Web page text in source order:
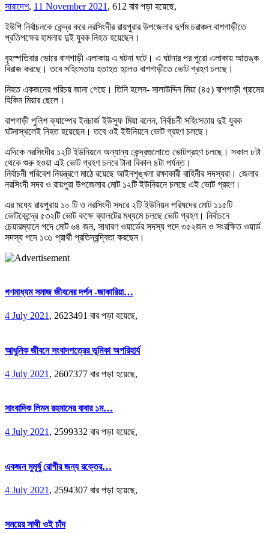
সারাদেশ, 11 November 2021 , 612 বার পড়া হয়েছে,
ইউপি নির্বাচনকে কেন্দ্র করে নরসিংদীর রায়পুরার উপজেলার দুর্গম চরাঞ্চল বাশগাড়ীতে
প্রতিপক্ষের হামলায় দুই যুবক নিহত হয়েছেন।
বৃহস্পতিবার ভোরে বাশগাড়ী এলাকায় এ ঘটনা ঘটে। এ ঘটনার পর পুরো এলাকায় আতঙ্ক
বিরাজ করছে। তবে সহিংসতায় হতাহত হলেও বাশগাড়ীতে ভোট গ্রহণ চলছে।
নিহত একজনের পরিচয় জানা গেছে। তিনি হলেন- সালাউদ্দিন মিয়া (৪৫) বাশগাড়ী গ্রামের
হিকিম মিয়ার ছেলে।
বাশগাড়ী পুলিশ ক্যাম্পের ইনচার্জ ইউসুফ মিয়া বলেন, নির্বাচনী সহিংসতায় দুই যুবক
ঘটনাস্থলেই নিহত হয়েছেন। তবে ওই ইউনিয়নে ভোট গ্রহণ চলছে।
এদিকে নরসিংদীর ১২টি ইউনিয়নে অন্যান্য কেন্দ্রগুলোতে ভোটগ্রহণ চলছে। সকাল ৮টা
থেকে শুরু হওয়া এই ভোট গ্রহণ চলবে টানা বিকাল ৪টা পর্যন্ত।
নির্বাচনী পরিবেশ নিয়ন্ত্রণে মাঠে রয়েছে আইনশৃঙ্খলা রক্ষাকারী বাহিনীর সদস্যরা। জেলার
নরসিংদী সদর ও রায়পুরা উপজেলার মোট ১২টি ইউনিয়নে চলছে এই ভোট গ্রহণ।
এর মধ্যে রায়পুরায় ১০ টি ও নরসিংদী সদরে ২টি ইউনিয়ন পরিষদের মোট ১১৫টি
ভোটকেন্দ্রে ৫৩২টি ভোট কক্ষে ব্যালটের মধ্যমে চলছে ভোট গ্রহণ। নির্বাচনে
চেয়ারম্যানে পদে মোট ৬৪ জন, সাধারণ ওয়ার্ডের সদস্য পদে ৩৫২জন ও সংরক্ষিত ওয়ার্ড
সদস্য পদে ১৩১ প্রার্থী প্রতিদ্বন্দ্বিতা করছেন।
গণমাধ্যম সমাজ জীবনের দর্পন -জাকারিয়া…
4 July 2021 , 2623491 বার পড়া হয়েছে,
আধুনিক জীবনে সংবাদপত্রের ভূমিকা অপরিহার্য
4 July 2021 , 2607377 বার পড়া হয়েছে,
সাংবাদিক লিমন রহমানের বাবার ১ম…
4 July 2021, 2599332 বার পড়া হয়েছে,
একজন মুমূর্ষু রোগীর জন্য রক্তের…
4 July 2021 , 2594307 বার পড়া হয়েছে,
সময়ের সাথী ওই চাঁদ